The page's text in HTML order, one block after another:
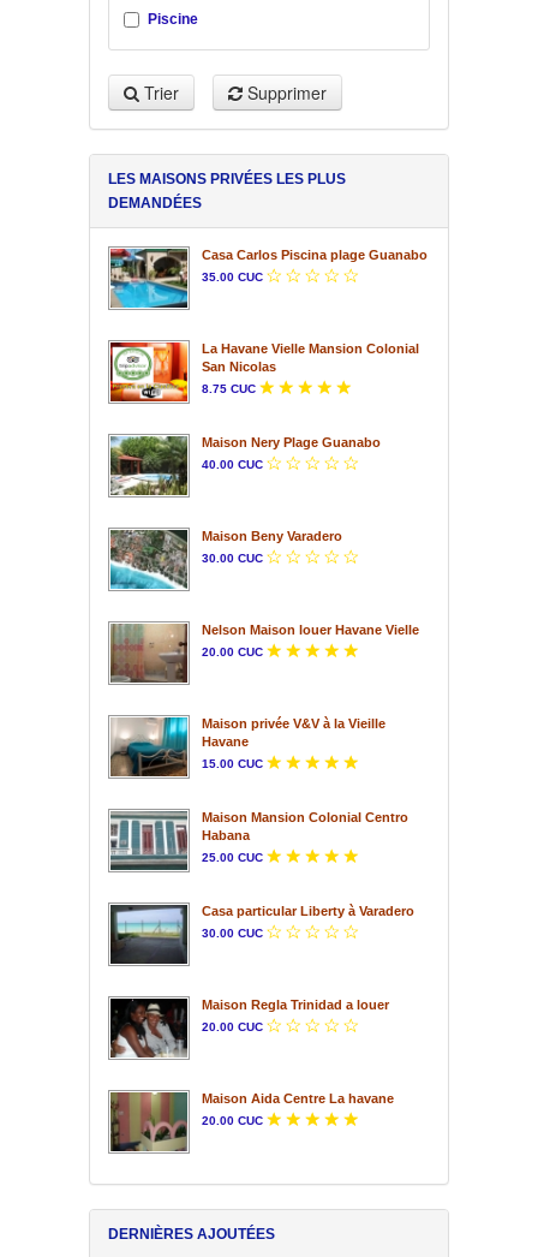
Piscine
Trier Supprimer
LES MAISONS PRIVÉES LES PLUS
DEMANDÉES
Casa Carlos Piscina plage Guanabo
35.00 CUC
La Havane Vielle Mansion Colonial
San Nicolas
8.75 CUC
Maison Nery Plage Guanabo
40.00 CUC
Maison Beny Varadero
30.00 CUC
Nelson Maison louer Havane Vielle
20.00 CUC
Maison privée V&V à la Vieille
Havane
15.00 CUC
Maison Mansion Colonial Centro
Habana
25.00 CUC
Casa particular Liberty à Varadero
30.00 CUC
Maison Regla Trinidad a louer
20.00 CUC
Maison Aida Centre La havane
20.00 CUC
DERNIÈRES AJOUTÉES